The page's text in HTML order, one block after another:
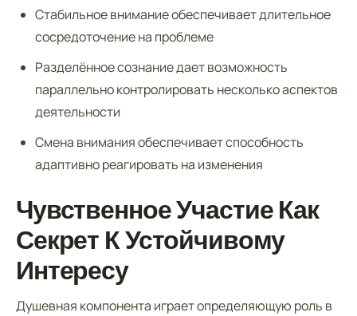
Стабильное внимание обеспечивает длительное
сосредоточение на проблеме
Разделённое сознание дает возможность
параллельно контролировать несколько аспектов
деятельности
Смена внимания обеспечивает способность
адаптивно реагировать на изменения
Чувственное Участие Как
Секрет К Устойчивому
Интересу
Душевная компонента играет определяющую роль в